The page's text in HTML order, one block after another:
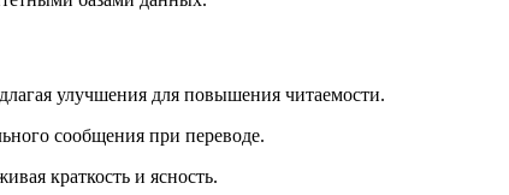
улучшения для повышения читаемости.
сообщения при переводе.
краткость и ясность.